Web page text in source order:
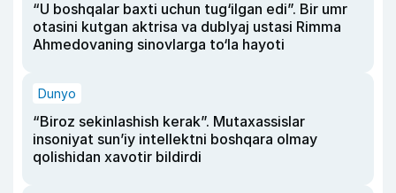
“U boshqalar baxti uchun tug‘ilgan edi”. Bir umr
otasini kutgan aktrisa va dublyaj ustasi Rimma
Ahmedovaning sinovlarga to‘la hayoti
Dunyo
“Biroz sekinlashish kerak”. Mutaxassislar
insoniyat sun’iy intellektni boshqara olmay
qolishidan xavotir bildirdi